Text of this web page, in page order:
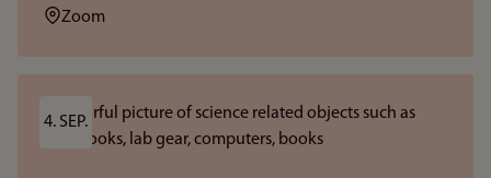
Sted:Zoom
4. SEP.